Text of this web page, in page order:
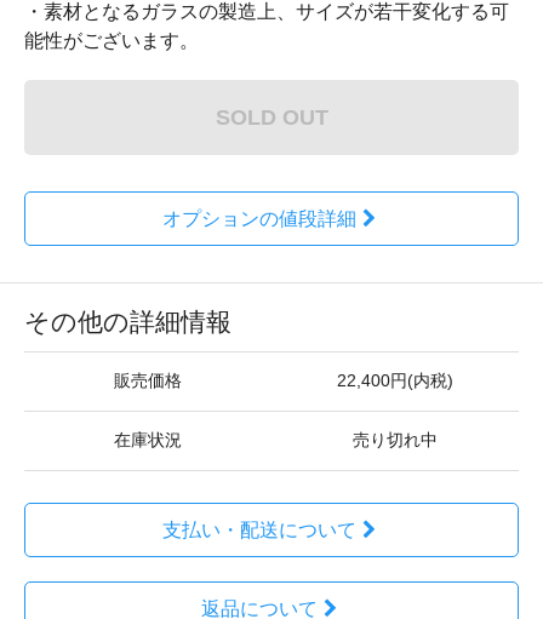
・素材となるガラスの製造上、サイズが若干変化する可
能性がございます。
SOLD OUT
オプションの値段詳細
その他の詳細情報
販売価格 22,400円(内税)
在庫状況 売り切れ中
支払い・配送について
返品について